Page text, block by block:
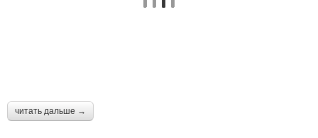
читать дальше →